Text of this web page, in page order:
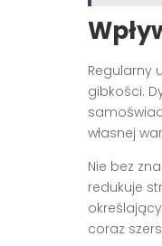
Regularny
gibkości.
własnej
Nie bez
redukuje
coraz